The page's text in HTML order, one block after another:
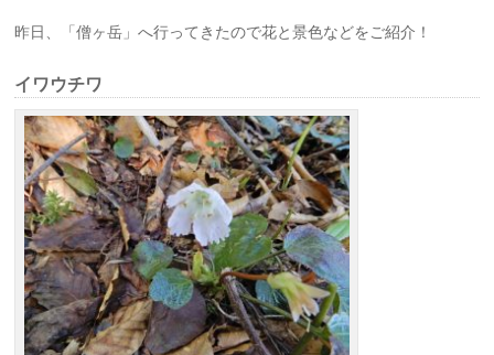
昨日、「僧ヶ岳」へ行ってきたので花と景色などをご紹介！
イワウチワ